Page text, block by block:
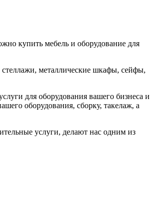
купить мебель и оборудование для
металлические шкафы, сейфы,
для оборудования вашего бизнеса и
оборудования, сборку, такелаж, а
услуги, делают нас одним из